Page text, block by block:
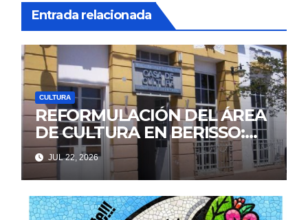
Entrada relacionada
CULTURA
REFORMULACIÓN DEL ÁREA
DE CULTURA EN BERISSO:
¿Achique a lo Milei?
JUL 22, 2026